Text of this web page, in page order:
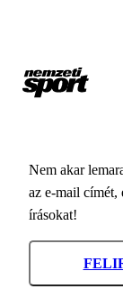
Nem akar
az e-mail
írásokat!